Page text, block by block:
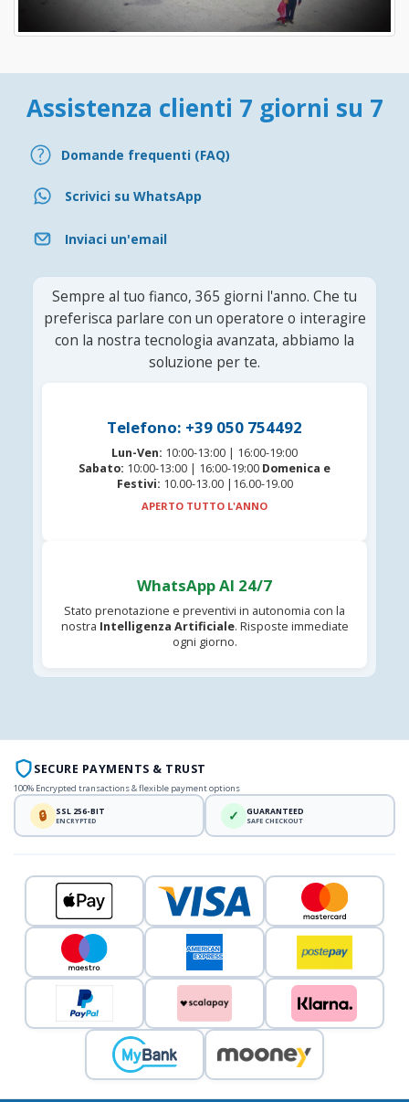
Assistenza clienti 7 giorni su 7
Domande frequenti (FAQ)
Scrivici su WhatsApp
Inviaci un'email
Sempre al tuo fianco, 365 giorni l'anno. Che tu
preferisca parlare con un operatore o interagire
con la nostra tecnologia avanzata, abbiamo la
soluzione per te.
Telefono: +39 050 754492
Lun-Ven: 10:00-13:00 | 16:00-19:00
Sabato: 10:00-13:00 | 16:00-19:00 Domenica e
Festivi: 10.00-13.00 |16.00-19.00
APERTO TUTTO L'ANNO
WhatsApp AI 24/7
Stato prenotazione e preventivi in autonomia con la
nostra Intelligenza Artificiale. Risposte immediate
ogni giorno.
SECURE PAYMENTS & TRUST
100% Encrypted transactions & flexible payment options
🔒 SSL 256-BIT
ENCRYPTED ✓ GUARANTEED
SAFE CHECKOUT